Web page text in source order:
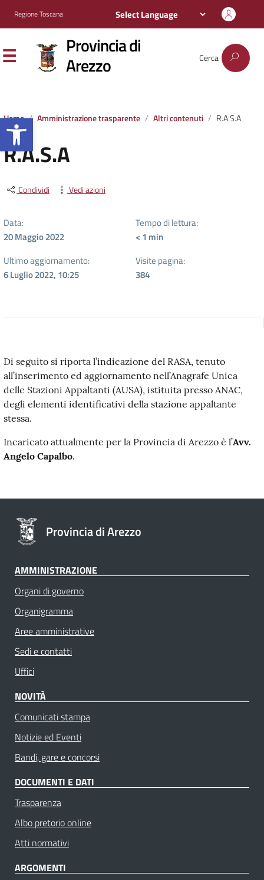
Apri la barra degli strumenti
Regione Toscana
Provincia di
Arezzo Cerca
Home Amministrazione trasparente Altri contenuti R.A.S.A
R.A.S.A
Condividi Vedi azioni
Data:
20 Maggio 2022
Tempo di lettura:
< 1 min
Ultimo aggiornamento:
6 Luglio 2022, 10:25
Visite pagina:
384
Di seguito si riporta l’indicazione del RASA, tenuto
all’inserimento ed aggiornamento nell’Anagrafe Unica
delle Stazioni Appaltanti (AUSA), istituita presso ANAC,
degli elementi identificativi della stazione appaltante
stessa.
Incaricato attualmente per la Provincia di Arezzo è l’Avv.
Angelo Capalbo.
Provincia di Arezzo
AMMINISTRAZIONE
Organi di governo
Organigramma
Aree amministrative
Sedi e contatti
Uffici
NOVITÀ
Comunicati stampa
Notizie ed Eventi
Bandi, gare e concorsi
DOCUMENTI E DATI
Trasparenza
Albo pretorio online
Atti normativi
ARGOMENTI